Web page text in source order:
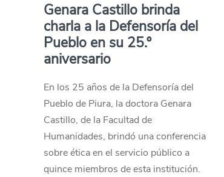
Genara Castillo brinda
charla a la Defensoría del
Pueblo en su 25.º
aniversario
En los 25 años de la Defensoría del
Pueblo de Piura, la doctora Genara
Castillo, de la Facultad de
Humanidades, brindó una conferencia
sobre ética en el servicio público a
quince miembros de esta institución.